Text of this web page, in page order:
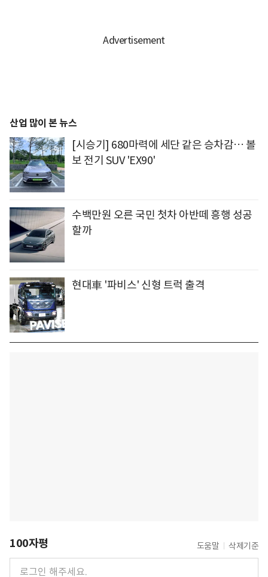
산업 많이 본 뉴스
[시승기] 680마력에 세단 같은 승차감… 볼
보 전기 SUV 'EX90'
수백만원 오른 국민 첫차 아반떼 흥행 성공
할까
현대車 '파비스' 신형 트럭 출격
100자평 도움말 삭제기준